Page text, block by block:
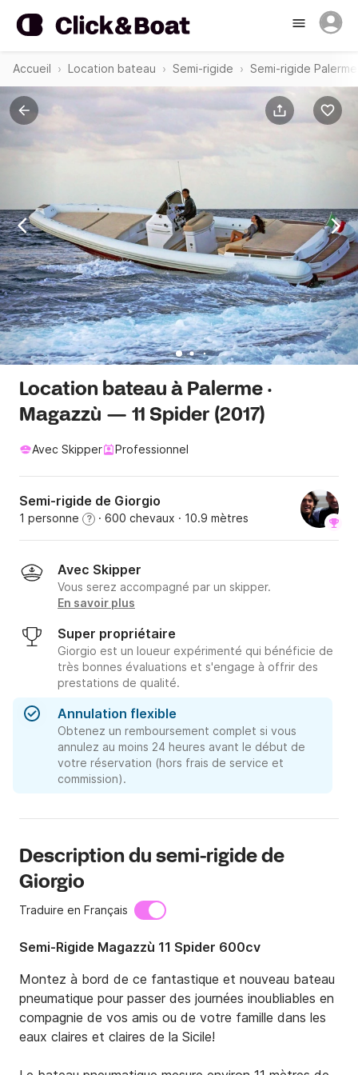
Accueil Location bateau Semi-rigide Semi-rigide Palerme
Location bateau à Palerme ·
Magazzù — 11 Spider (2017)
Avec Skipper Professionnel
Semi-rigide de Giorgio
1 personne ? · 600 chevaux · 10.9 mètres
Avec Skipper
Vous serez accompagné par un skipper.
En savoir plus
Super propriétaire
Giorgio est un loueur expérimenté qui bénéficie de
très bonnes évaluations et s'engage à offrir des
prestations de qualité.
Annulation flexible
Obtenez un remboursement complet si vous
annulez au moins 24 heures avant le début de
votre réservation (hors frais de service et
commission).
Description du semi-rigide de
Giorgio
Traduire en Français
Semi-Rigide Magazzù 11 Spider 600cv
Montez à bord de ce fantastique et nouveau bateau
pneumatique pour passer des journées inoubliables en
compagnie de vos amis ou de votre famille dans les
eaux claires et claires de la Sicile!